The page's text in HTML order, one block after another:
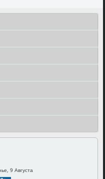
9 Августа